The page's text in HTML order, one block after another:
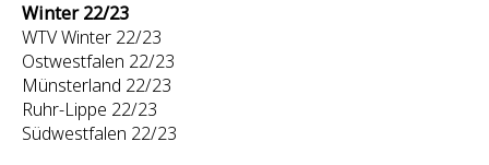
Winter 22/23
WTV Winter 22/23
Ostwestfalen 22/23
Münsterland 22/23
Ruhr-Lippe 22/23
Südwestfalen 22/23